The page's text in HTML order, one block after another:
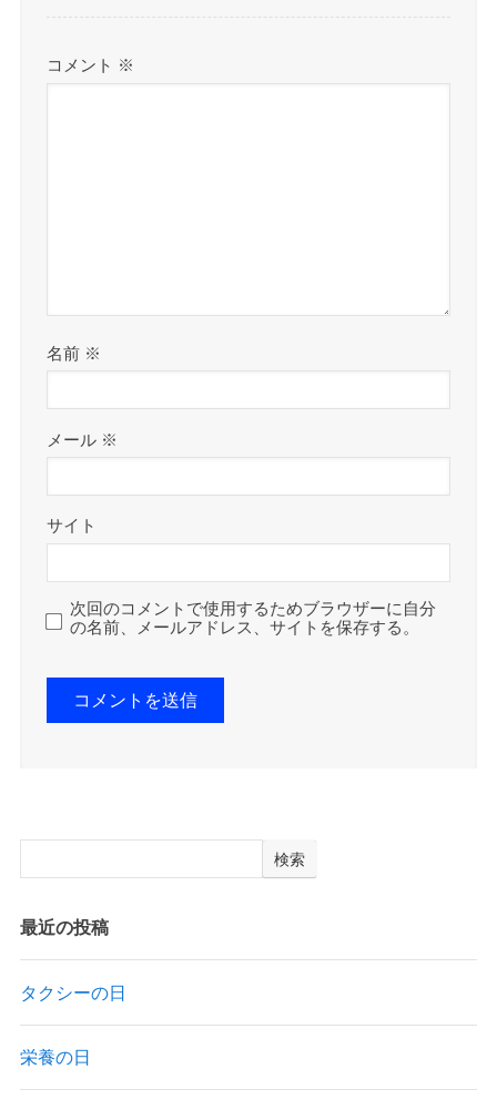
コメント ※
名前 ※
メール ※
サイト
次回のコメントで使用するためブラウザーに自分
の名前、メールアドレス、サイトを保存する。
検索
最近の投稿
タクシーの日
栄養の日